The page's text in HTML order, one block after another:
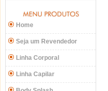
Home
Seja um Revendedor
Linha Corporal
Linha Capilar